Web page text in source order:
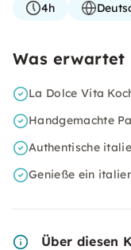
4h
Was erwartet
La Dolce Vita
Handgemachte
Authentische
Genieße ein
Über diesen